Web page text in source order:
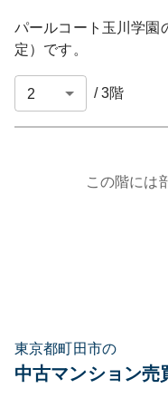
パールコート玉川学園
定）です。
/3階
この階には
東京都町田市の
中古マンション売